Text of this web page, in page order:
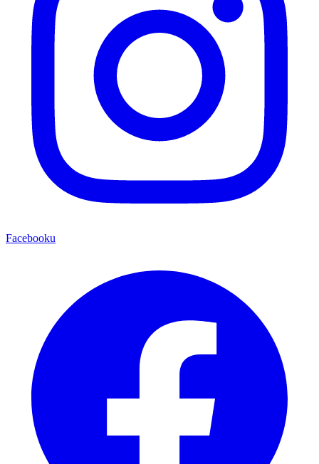
Facebooku